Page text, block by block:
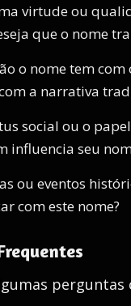
virtude ou
que o nome
o nome tem com
a narrativa
social ou o
influencia seu
ou eventos
com este nome?
perguntas